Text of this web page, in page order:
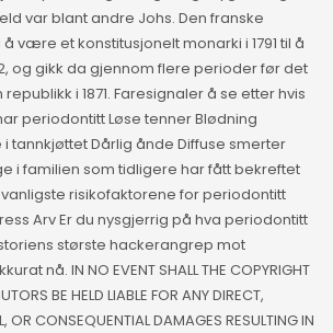
var blant andre Johs. Den franske
være et konstitusjonelt monarki i 1791 til å
og gikk da gjennom flere perioder før det
i 1871. Faresignaler å se etter hvis
periodontitt Løse tenner Blødning
tannkjøttet Dårlig ånde Diffuse smerter
i familien som tidligere har fått bekreftet
risikofaktorene for periodontitt
Arv Er du nysgjerrig på hva periodontitt
største hackerangrep mot
nå. IN NO EVENT SHALL THE COPYRIGHT
BE HELD LIABLE FOR ANY DIRECT,
OR CONSEQUENTIAL DAMAGES RESULTING IN